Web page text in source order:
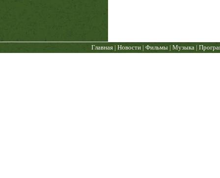
Главная |Новости |Фильмы |Музыка |